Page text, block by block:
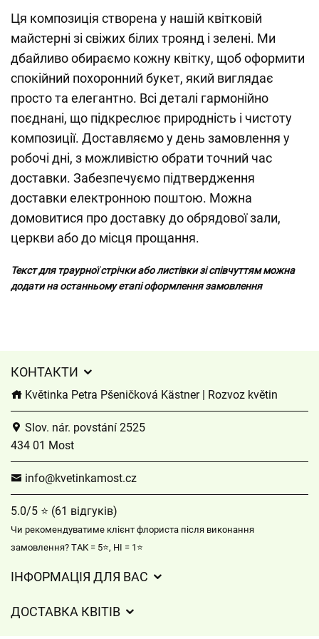
Ця композиція створена у нашій квітковій
майстерні зі свіжих білих троянд і зелені. Ми
дбайливо обираємо кожну квітку, щоб оформити
спокійний похоронний букет, який виглядає
просто та елегантно. Всі деталі гармонійно
поєднані, що підкреслює природність і чистоту
композиції. Доставляємо у день замовлення у
робочі дні, з можливістю обрати точний час
доставки. Забезпечуємо підтвердження
доставки електронною поштою. Можна
домовитися про доставку до обрядової зали,
церкви або до місця прощання.
Текст для траурної стрічки або листівки зі співчуттям можна
додати на останньому етапі оформлення замовлення
КОНТАКТИ
Květinka Petra Pšeničková Kästner | Rozvoz květin
Slov. nár. povstání 2525
434 01 Most
info@kvetinkamost.cz
5.0/5 ⭐ (61 відгуків)
Чи рекомендуватиме клієнт флориста після виконання
замовлення? ТАК = 5⭐, НІ = 1⭐
ІНФОРМАЦІЯ ДЛЯ ВАС
Захист персональних даних
ДОСТАВКА КВІТІВ